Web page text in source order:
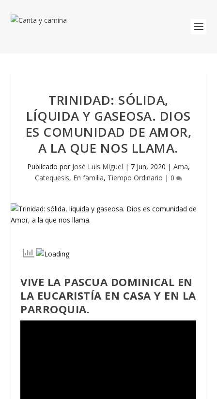
TRINIDAD: SÓLIDA,
LÍQUIDA Y GASEOSA. DIOS
ES COMUNIDAD DE AMOR,
A LA QUE NOS LLAMA.
Publicado por José Luis Miguel | 7 Jun, 2020 | Ama,
Catequesis, En familia, Tiempo Ordinario | 0
VIVE LA PASCUA DOMINICAL EN
LA EUCARISTÍA EN CASA Y EN LA
PARROQUIA.